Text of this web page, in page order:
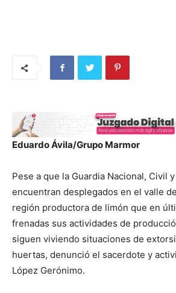
Eduardo Ávila/Grupo Marmor
Pese a que la Guardia Nacional, Civil
encuentran desplegados en el valle
región productora de limón que en
frenadas sus actividades de
siguen viviendo situaciones de
huertas, denunció el sacerdote y
López Gerónimo.